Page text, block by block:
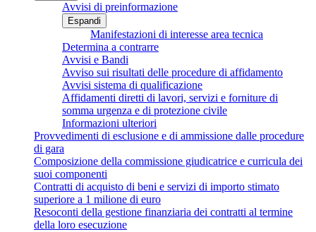
Avvisi di preinformazione
Espandi
Manifestazioni di interesse area tecnica
Determina a contrarre
Avvisi e Bandi
Avviso sui risultati delle procedure di affidamento
Avvisi sistema di qualificazione
Affidamenti diretti di lavori, servizi e forniture di
somma urgenza e di protezione civile
Informazioni ulteriori
Provvedimenti di esclusione e di ammissione dalle procedure
di gara
Composizione della commissione giudicatrice e curricula dei
suoi componenti
Contratti di acquisto di beni e servizi di importo stimato
superiore a 1 milione di euro
Resoconti della gestione finanziaria dei contratti al termine
della loro esecuzione